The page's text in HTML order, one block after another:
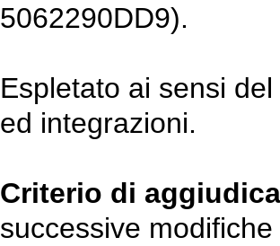
5062290DD9).
Espletato ai sensi
ed integrazioni.
Criterio di
successive